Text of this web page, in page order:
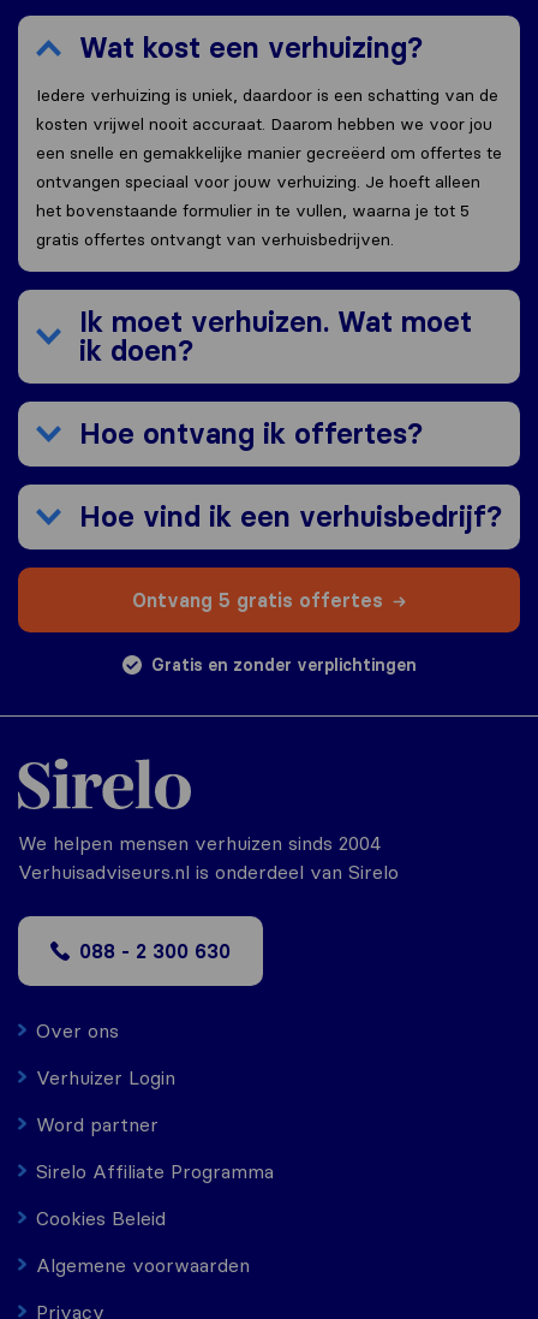
Wat kost een verhuizing?
Iedere verhuizing is uniek, daardoor is een schatting van de
kosten vrijwel nooit accuraat. Daarom hebben we voor jou
een snelle en gemakkelijke manier gecreëerd om offertes te
ontvangen speciaal voor jouw verhuizing. Je hoeft alleen
het bovenstaande formulier in te vullen, waarna je tot 5
gratis offertes ontvangt van verhuisbedrijven.
Ik moet verhuizen. Wat moet
ik doen?
Hoe ontvang ik offertes?
Hoe vind ik een verhuisbedrijf?
Ontvang 5 gratis offertes
Gratis en zonder verplichtingen
We helpen mensen verhuizen sinds 2004
Verhuisadviseurs.nl is onderdeel van Sirelo
088 - 2 300 630
Over ons
Verhuizer Login
Word partner
Sirelo Affiliate Programma
Cookies Beleid
Algemene voorwaarden
Privacy